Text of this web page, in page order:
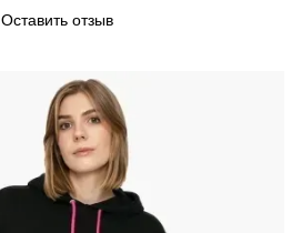
Оставить отзыв